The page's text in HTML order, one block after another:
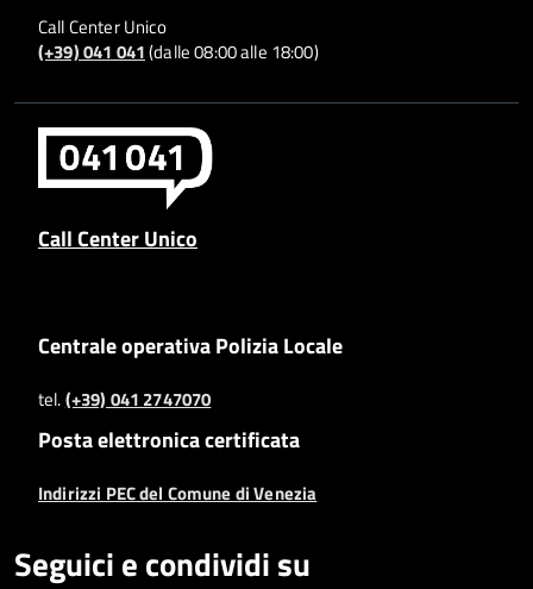
Call Center Unico
(+39) 041 041(dalle 08:00 alle 18:00)
Call Center Unico
Centrale operativa Polizia Locale
tel.(+39) 041 2747070
Posta elettronica certificata
Indirizzi PEC del Comune di Venezia
Seguici e condividi su